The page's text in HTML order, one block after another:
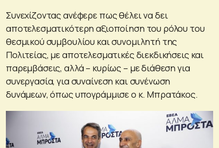
Συνεχίζοντας ανέφερε πως θέλει να δει
αποτελεσματικότερη αξιοποίηση του ρόλου του
θεσμικού συμβουλίου και συνομιλητή της
Πολιτείας, με αποτελεσματικές διεκδικήσεις και
παρεμβάσεις, αλλά – κυρίως – με διάθεση για
συνεργασία, για συναίνεση και συνένωση
δυνάμεων, όπως υπογράμμισε ο κ. Μπρατάκος.